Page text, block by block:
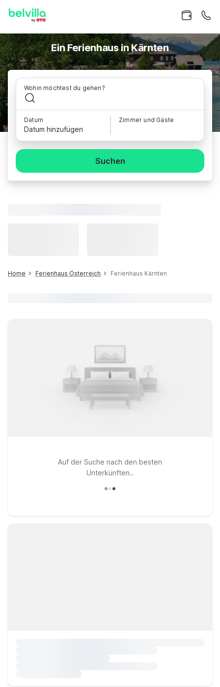
Ein Ferienhaus in Kärnten
Wohin möchtest du gehen?
Datum
Datum hinzufügen
Zimmer und Gäste
Suchen
Home Ferienhaus Österreich Ferienhaus Kärnten
Auf der Suche nach den besten
Unterkünften..